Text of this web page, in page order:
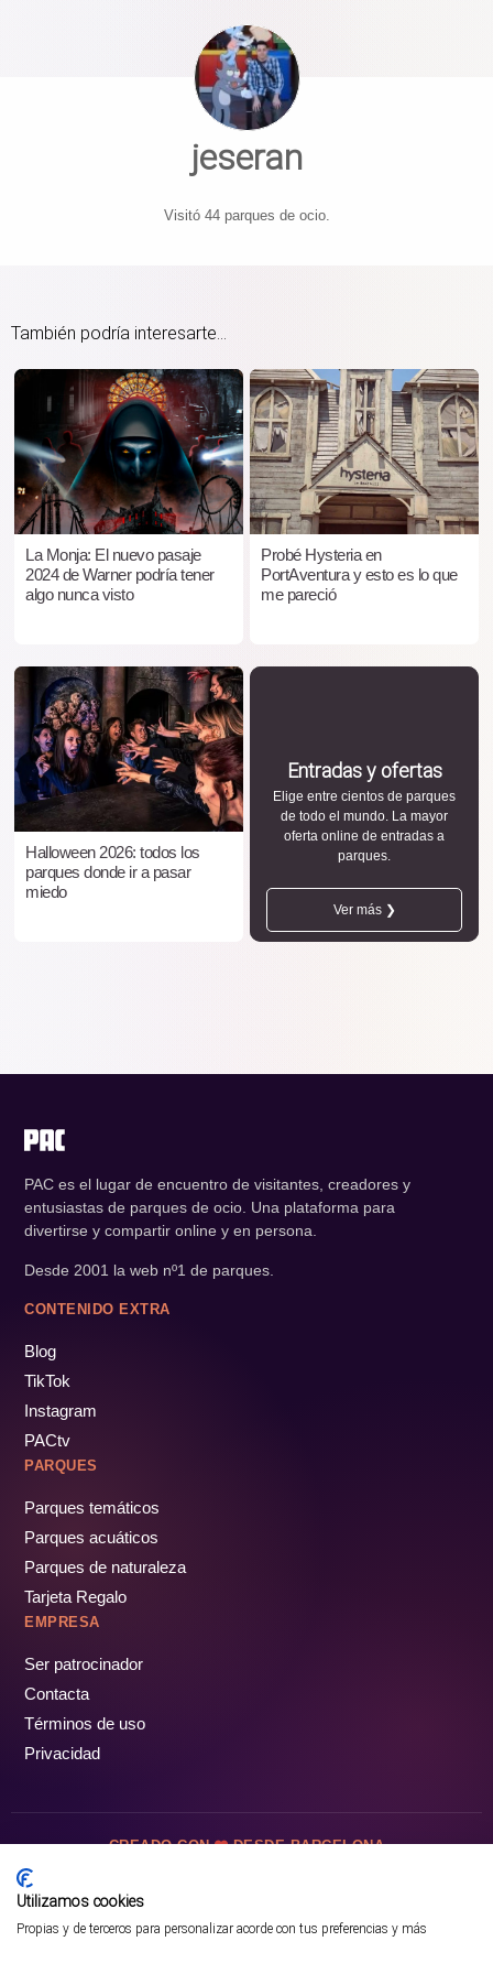
jeseran
Visitó 44 parques de ocio.
También podría interesarte...
La Monja: El nuevo pasaje
2024 de Warner podría tener
algo nunca visto
Probé Hysteria en
PortAventura y esto es lo que
me pareció
Halloween 2026: todos los
parques donde ir a pasar
miedo
Entradas y ofertas
Elige entre cientos de parques
de todo el mundo. La mayor
oferta online de entradas a
parques.
Ver más ❯
PAC es el lugar de encuentro de visitantes, creadores y
entusiastas de parques de ocio. Una plataforma para
divertirse y compartir online y en persona.
Desde 2001 la web nº1 de parques.
CONTENIDO EXTRA
Blog
TikTok
Instagram
PACtv
PARQUES
Parques temáticos
Parques acuáticos
Parques de naturaleza
Tarjeta Regalo
EMPRESA
Ser patrocinador
Contacta
Términos de uso
Privacidad
CREADO CON DESDE BARCELONA
Utilizamos cookies
Propias y de terceros para personalizar acorde con tus preferencias y más